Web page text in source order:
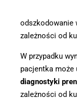
odszkodowanie
zależności od
W przypadku
pacjentka może
diagnostyki
zależności od